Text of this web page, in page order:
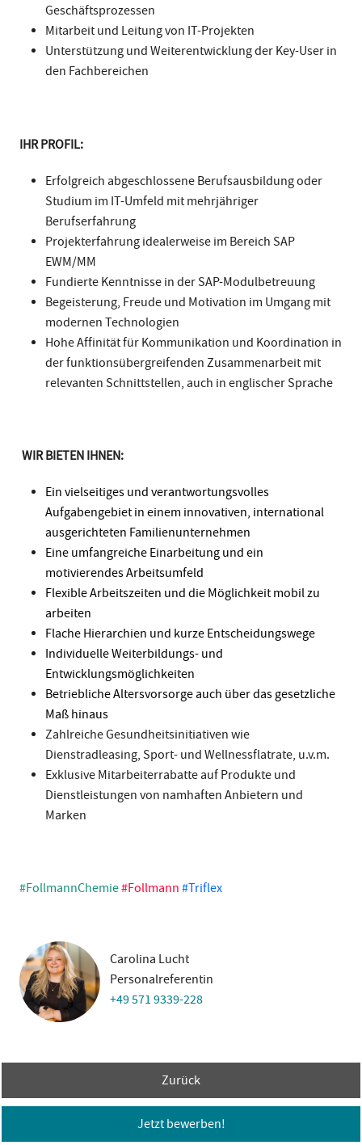
Geschäftsprozessen
Mitarbeit und Leitung von IT-Projekten
Unterstützung und Weiterentwicklung der Key-User in
den Fachbereichen
IHR PROFIL:
Erfolgreich abgeschlossene Berufsausbildung oder
Studium im IT-Umfeld mit mehrjähriger
Berufserfahrung
Projekterfahrung idealerweise im Bereich SAP
EWM/MM
Fundierte Kenntnisse in der SAP-Modulbetreuung
Begeisterung, Freude und Motivation im Umgang mit
modernen Technologien
Hohe Affinität für Kommunikation und Koordination in
der funktionsübergreifenden Zusammenarbeit mit
relevanten Schnittstellen, auch in englischer Sprache
WIR BIETEN IHNEN:
Ein vielseitiges und verantwortungsvolles
Aufgabengebiet in einem innovativen, international
ausgerichteten Familienunternehmen
Eine umfangreiche Einarbeitung und ein
motivierendes Arbeitsumfeld
Flexible Arbeitszeiten und die Möglichkeit mobil zu
arbeiten
Flache Hierarchien und kurze Entscheidungswege
Individuelle Weiterbildungs- und
Entwicklungsmöglichkeiten
Betriebliche Altersvorsorge auch über das gesetzliche
Maß hinaus
Zahlreiche Gesundheitsinitiativen wie
Dienstradleasing, Sport- und Wellnessflatrate, u.v.m.
Exklusive Mitarbeiterrabatte auf Produkte und
Dienstleistungen von namhaften Anbietern und
Marken
#FollmannChemie#Follmann #Triflex
Carolina Lucht
Personalreferentin
+49 571 9339-228
Zurück
Jetzt bewerben!